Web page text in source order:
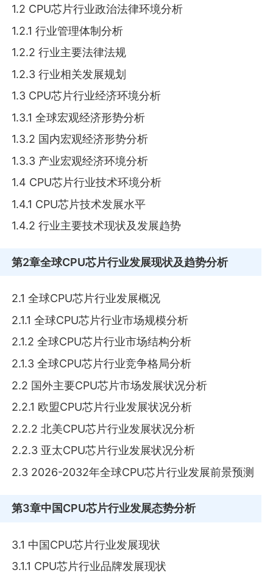
1.2 CPU芯片行业政治法律环境分析
1.2.1 行业管理体制分析
1.2.2 行业主要法律法规
1.2.3 行业相关发展规划
1.3 CPU芯片行业经济环境分析
1.3.1 全球宏观经济形势分析
1.3.2 国内宏观经济形势分析
1.3.3 产业宏观经济环境分析
1.4 CPU芯片行业技术环境分析
1.4.1 CPU芯片技术发展水平
1.4.2 行业主要技术现状及发展趋势
第2章全球CPU芯片行业发展现状及趋势分析
2.1 全球CPU芯片行业发展概况
2.1.1 全球CPU芯片行业市场规模分析
2.1.2 全球CPU芯片行业市场结构分析
2.1.3 全球CPU芯片行业竞争格局分析
2.2 国外主要CPU芯片市场发展状况分析
2.2.1 欧盟CPU芯片行业发展状况分析
2.2.2 北美CPU芯片行业发展状况分析
2.2.3 亚太CPU芯片行业发展状况分析
2.3 2026-2032年全球CPU芯片行业发展前景预测
第3章中国CPU芯片行业发展态势分析
3.1 中国CPU芯片行业发展现状
3.1.1 CPU芯片行业品牌发展现状